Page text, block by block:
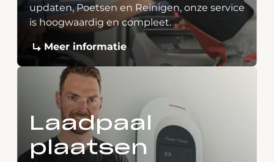
updaten, Poetsen en Reinigen, onze service
is hoogwaardig en compleet.
Meer informatie
Laadpaal
plaatsen